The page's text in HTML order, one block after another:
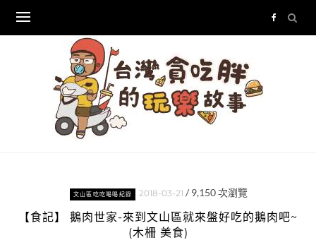
content
文山區吃吃喝喝紀錄 2018-03-21 / 9,150次瀏覽
【食記】 鵝肉世家-來到文山區就來盤好吃的鵝肉吧~
(木柵 美食)